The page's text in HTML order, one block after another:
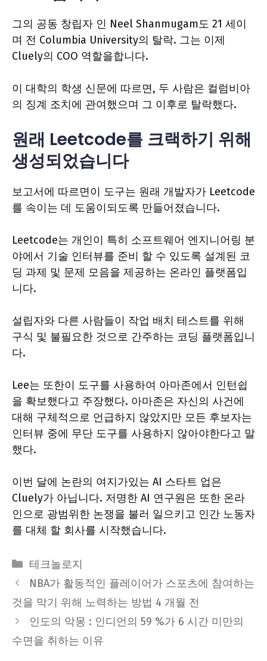
그의 공동 창립자 인 Neel Shanmugam도 21 세이
며 전 Columbia University의 탈락. 그는 이제
Cluely의 COO 역할을합니다.
이 대학의 학생 신문에 따르면, 두 사람은 컬럼비아
의 징계 조치에 관여했으며 그 이후로 탈락했다.
원래 Leetcode를 크랙하기 위해
생성되었습니다
보고서에 따르면이 도구는 원래 개발자가 Leetcode
를 속이는 데 도움이되도록 만들어졌습니다.
Leetcode는 개인이 특히 소프트웨어 엔지니어링 분
야에서 기술 인터뷰를 준비 할 수 있도록 설계된 코
딩 과제 및 문제 모음을 제공하는 온라인 플랫폼입
니다.
설립자와 다른 사람들이 작업 배치 테스트를 위해
구식 및 불필요한 것으로 간주하는 코딩 플랫폼입니
다.
Lee는 또한이 도구를 사용하여 아마존에서 인턴쉽
을 확보했다고 주장했다. 아마존은 자신의 사건에
대해 구체적으로 언급하지 않았지만 모든 후보자는
인터뷰 중에 무단 도구를 사용하지 않아야한다고 말
했다.
이번 달에 논란의 여지가있는 AI 스타트 업은
Cluely가 아닙니다. 저명한 AI 연구원은 또한 온라
인으로 광범위한 논쟁을 불러 일으키고 인간 노동자
를 대체 할 회사를 시작했습니다.
Categories
테크놀로지
NBA가 활동적인 플레이어가 스포츠에 참여하는
것을 막기 위해 노력하는 방법 4 개월 전
인도의 악몽 : 인디언의 59 %가 6 시간 미만의
수면을 취하는 이유